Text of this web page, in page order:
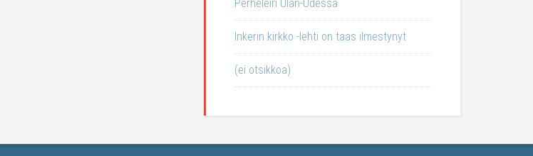
Perheleiri Ulan-Udessa
Inkerin kirkko -lehti on taas ilmestynyt
(ei otsikkoa)